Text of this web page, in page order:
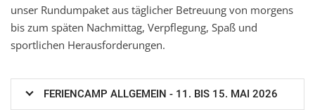
unser Rundumpaket aus täglicher Betreuung von morgens
bis zum späten Nachmittag, Verpflegung, Spaß und
sportlichen Herausforderungen.
FERIENCAMP ALLGEMEIN - 11. BIS 15. MAI 2026